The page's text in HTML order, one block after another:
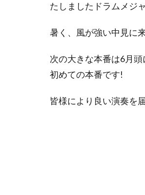
たしましたドラムメジ
暑く、風が強い中見に
次の大きな本番は6月
初めての本番です!
皆様により良い演奏を